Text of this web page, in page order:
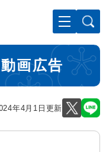
文へ
画広告
年4月1日更新